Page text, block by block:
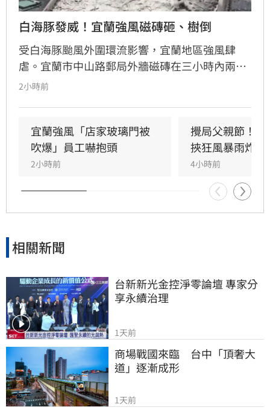
白海豚發威！宜蘭強風磁磚砸、樹倒
受白海豚颱風外圍環流影響，宜蘭地區強風肆
虐。宜蘭市中山路郵局外牆磁磚在三小時內兩度
剝落，武營街亦發生磁磚砸地險象，所幸無人傷
全面停駛。
2小時前
宜蘭強風「店家玻璃門被
吹爆」員工嚇抱頭
2小時前
攪局父親節！
挾狂風暴雨炸雙
4小時前
相關新聞
台新新光金控淨零論壇 專家分
享永續治理
1天前
商場戰國來臨　台中「頂奢大
道」逐漸成形
1天前